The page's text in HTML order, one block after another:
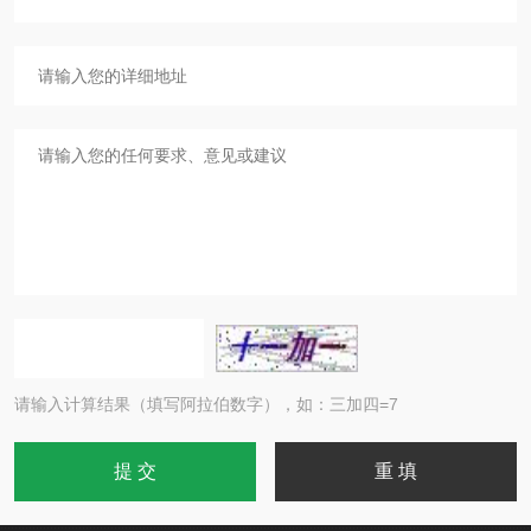
请输入计算结果（填写阿拉伯数字），如：三加四=7